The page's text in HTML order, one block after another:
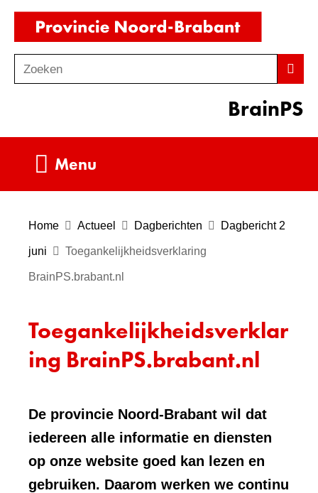
Ga
de
inhoud
o
Zoeken
BrainPS
Menu
Home Actueel Dagberichten Dagbericht 2
juni Toegankelijkheidsverklaring
BrainPS.brabant.nl
Toegankelijkheidsverklar
ing BrainPS.brabant.nl
De provincie Noord-Brabant wil dat
iedereen alle informatie en diensten
op onze website goed kan lezen en
gebruiken. Daarom werken we continu